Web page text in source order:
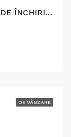
APARTAMENT NOU CU 2 CAMERE DE ÎNCHIRIAT
DE VÂNZARE